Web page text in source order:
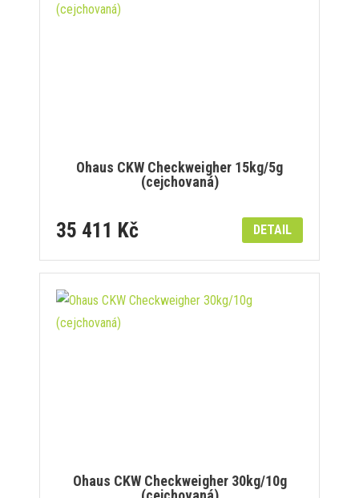
Ohaus CKW Checkweigher 15kg/5g
(cejchovaná)
35 411 Kč DETAIL
Ohaus CKW Checkweigher 30kg/10g